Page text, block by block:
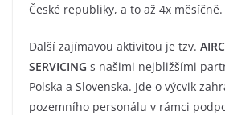
České republiky, a to až 4x měsíčně.
Další zajímavou aktivitou je tzv.
SERVICING s našimi nejbližšími
Polska a Slovenska. Jde o výcvik
pozemního personálu v rámci